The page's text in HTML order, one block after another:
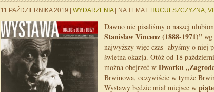
11 PAŹDZIERNIKA 2019 WYDARZENIA NA TEMAT: HUCULSZCZYZNA,
Dawno nie pisaliśmy o naszej
Stanisław Vincenz (1888-1971)” wg
najwyższy więc czas abyśmy o niej
świetna okazja. Otóż od 18
można obejrzeć w Dworku
Brwinowa, oczywiście w tymże
Wystawy będzie miał miejsce w